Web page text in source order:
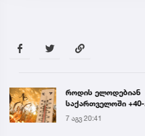
როდის ელოდებიან
საქართველოში +40-
გრადუსიან სიცხეს
7 აგვ 20:41